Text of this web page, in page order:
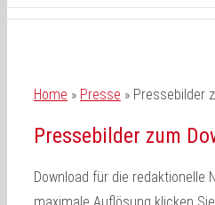
Home » Presse » Pressebilder
Pressebilder zum
Download für die redaktionelle